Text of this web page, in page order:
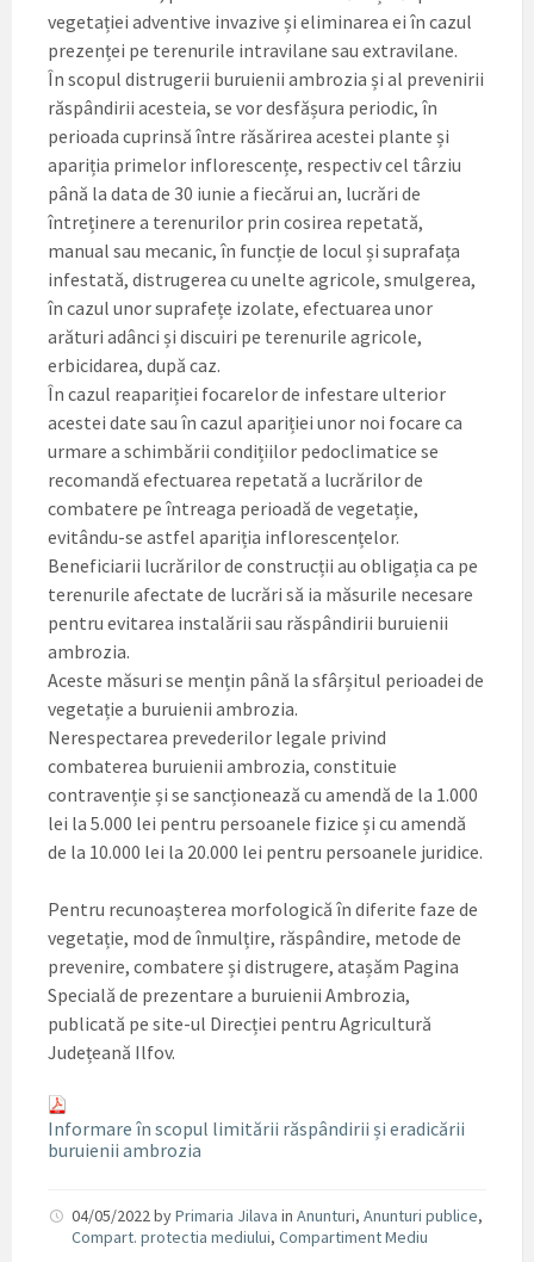
vegetației adventive invazive și eliminarea ei în cazul
prezenței pe terenurile intravilane sau extravilane.
În scopul distrugerii buruienii ambrozia și al prevenirii
răspândirii acesteia, se vor desfășura periodic, în
perioada cuprinsă între răsărirea acestei plante și
apariția primelor inflorescențe, respectiv cel târziu
până la data de 30 iunie a fiecărui an, lucrări de
întreținere a terenurilor prin cosirea repetată,
manual sau mecanic, în funcție de locul și suprafața
infestată, distrugerea cu unelte agricole, smulgerea,
în cazul unor suprafețe izolate, efectuarea unor
arături adânci și discuiri pe terenurile agricole,
erbicidarea, după caz.
În cazul reapariției focarelor de infestare ulterior
acestei date sau în cazul apariției unor noi focare ca
urmare a schimbării condițiilor pedoclimatice se
recomandă efectuarea repetată a lucrărilor de
combatere pe întreaga perioadă de vegetație,
evitându-se astfel apariția inflorescențelor.
Beneficiarii lucrărilor de construcții au obligația ca pe
terenurile afectate de lucrări să ia măsurile necesare
pentru evitarea instalării sau răspândirii buruienii
ambrozia.
Aceste măsuri se mențin până la sfârșitul perioadei de
vegetație a buruienii ambrozia.
Nerespectarea prevederilor legale privind
combaterea buruienii ambrozia, constituie
contravenție și se sancționează cu amendă de la 1.000
lei la 5.000 lei pentru persoanele fizice și cu amendă
de la 10.000 lei la 20.000 lei pentru persoanele juridice.
Pentru recunoașterea morfologică în diferite faze de
vegetație, mod de înmulțire, răspândire, metode de
prevenire, combatere și distrugere, atașăm Pagina
Specială de prezentare a buruienii Ambrozia,
publicată pe site-ul Direcției pentru Agricultură
Județeană Ilfov.
Informare în scopul limitării răspândirii și eradicării
buruienii ambrozia
04/05/2022byPrimaria Jilava in Anunturi, Anunturi publice,
Compart. protectia mediului, Compartiment Mediu